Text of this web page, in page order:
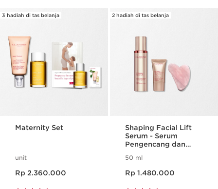
3 hadiah di tas belanja
Maternity Set
unit
Rp 2.360.000
2 hadiah di tas belanja
Shaping Facial Lift
Serum - Serum
Pengencang dan
Wajah
50 ml
Rp 1.480.000